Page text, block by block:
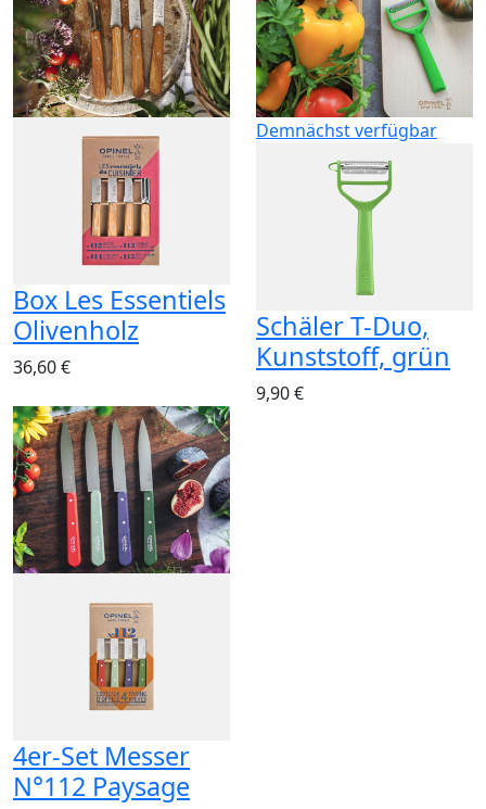
Box Les Essentiels
Olivenholz
36,60 €
Demnächst verfügbar
Schäler T-Duo,
Kunststoff, grün
9,90 €
4er-Set Messer
N°112 Paysage